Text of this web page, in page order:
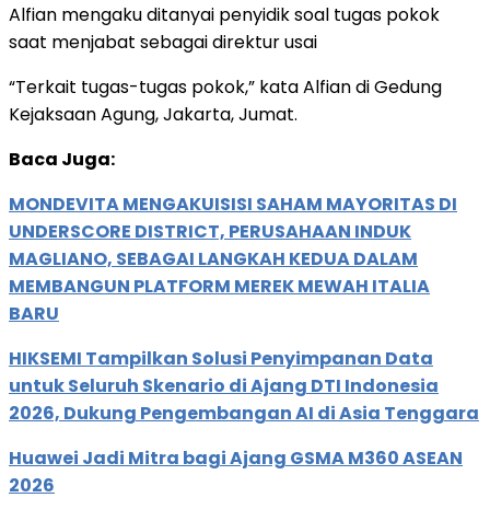
Alfian mengaku ditanyai penyidik soal tugas pokok
saat menjabat sebagai direktur usai
“Terkait tugas-tugas pokok,” kata Alfian di Gedung
Kejaksaan Agung, Jakarta, Jumat.
Baca Juga:
MONDEVITA MENGAKUISISI SAHAM MAYORITAS DI
UNDERSCORE DISTRICT, PERUSAHAAN INDUK
MAGLIANO, SEBAGAI LANGKAH KEDUA DALAM
MEMBANGUN PLATFORM MEREK MEWAH ITALIA
BARU
HIKSEMI Tampilkan Solusi Penyimpanan Data
untuk Seluruh Skenario di Ajang DTI Indonesia
2026, Dukung Pengembangan AI di Asia Tenggara
Huawei Jadi Mitra bagi Ajang GSMA M360 ASEAN
2026